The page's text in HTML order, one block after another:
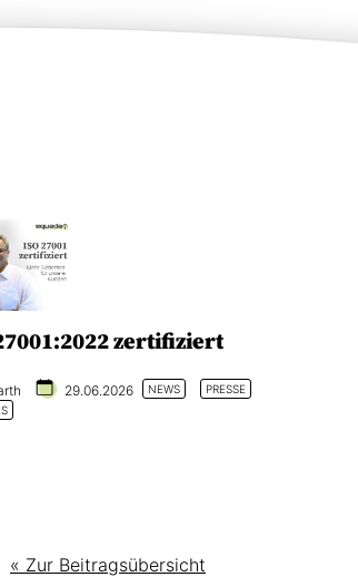
zertifiziert
29.06.2026 NEWS
PRESSE
« Zur Beitragsübersicht